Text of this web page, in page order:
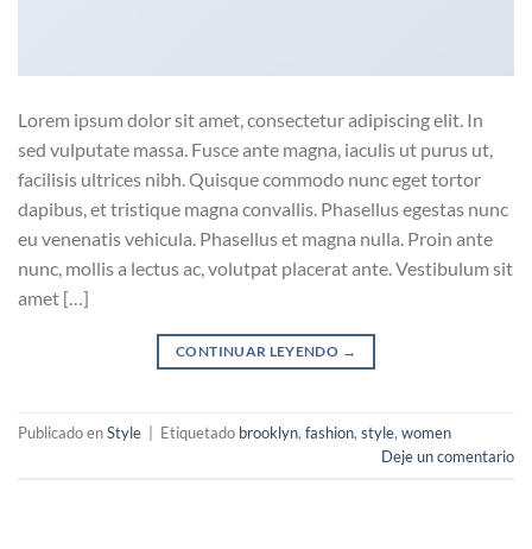
Lorem ipsum dolor sit amet, consectetur adipiscing elit. In
sed vulputate massa. Fusce ante magna, iaculis ut purus ut,
facilisis ultrices nibh. Quisque commodo nunc eget tortor
dapibus, et tristique magna convallis. Phasellus egestas nunc
eu venenatis vehicula. Phasellus et magna nulla. Proin ante
nunc, mollis a lectus ac, volutpat placerat ante. Vestibulum sit
amet […]
CONTINUAR LEYENDO →
Publicado enStyle Etiquetado brooklyn, fashion, style, women
Deje un comentario